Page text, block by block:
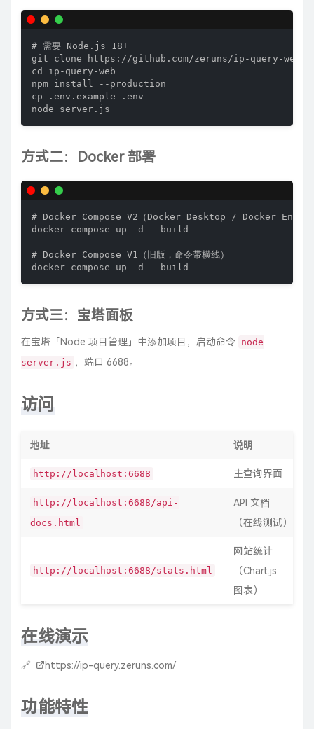
# 需要 Node.js 18+
git clone https://github.com/zeruns/ip-query-
cd ip-query-web
npm install --production
cp .env.example .env
node server.js
方式二：Docker 部署
# Docker Compose V2（Docker Desktop / Docker
docker compose up -d --build
# Docker Compose V1（旧版，命令带横线）
docker-compose up -d --build
方式三：宝塔面板
在宝塔「Node 项目管理」中添加项目，启动命令 node
server.js ，端口 6688。
访问
地址 说明
http://localhost:6688 主查询界面
http://localhost:6688/api-
docs.html
API 文档
（在线测试）
http://localhost:6688/stats.html
网站统计
（Chart.js
图表）
在线演示
🔗 https://ip-query.zeruns.com/
功能特性